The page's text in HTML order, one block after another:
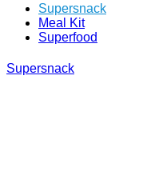
Supersnack
Meal Kit
Superfood
Supersnack